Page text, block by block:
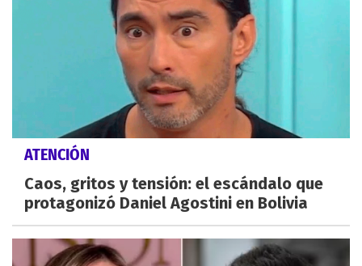
ATENCIÓN
Caos, gritos y tensión: el escándalo que
protagonizó Daniel Agostini en Bolivia